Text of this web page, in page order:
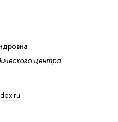
центра